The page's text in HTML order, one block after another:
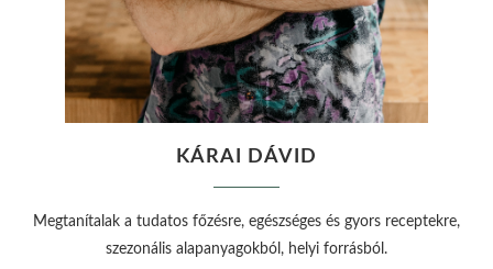
KÁRAI DÁVID
Megtanítalak a tudatos főzésre, egészséges és gyors receptekre,
szezonális alapanyagokból, helyi forrásból.